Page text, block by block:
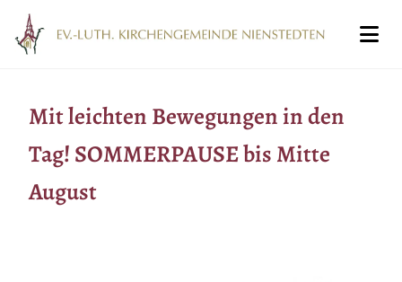
Mit leichten Bewegungen in den
Tag! SOMMERPAUSE bis Mitte
August